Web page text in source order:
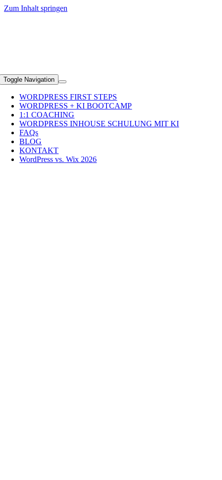
Zum Inhalt springen
+49 (0)89 2351 5690
Toggle Navigation
WORDPRESS FIRST STEPS
WORDPRESS + KI BOOTCAMP
1:1 COACHING
WORDPRESS INHOUSE SCHULUNG MIT KI
FAQs
BLOG
KONTAKT
WordPress vs. Wix 2026